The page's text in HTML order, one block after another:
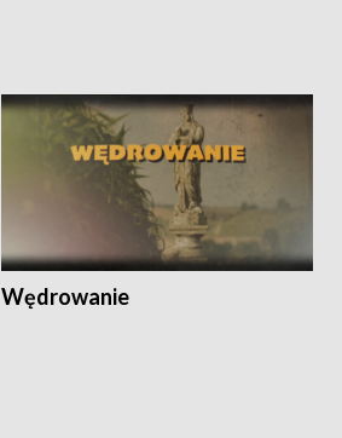
Wędrowanie